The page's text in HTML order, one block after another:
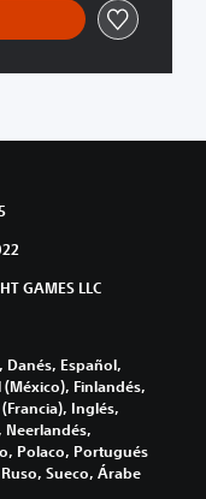
GAMES LLC
Danés, Español,
(México), Finlandés,
(Francia), Inglés,
Neerlandés,
Polaco, Portugués
Sueco, Árabe